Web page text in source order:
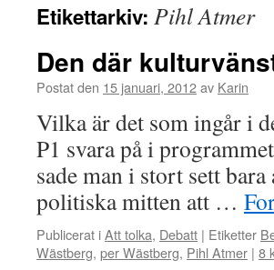
Etikettarkiv: Pihl Atmer
Den där
Postat den 15 januari, 2012av Karin
Vilka är det som ingår i
P1 svara på i
sade man i stort sett
politiska mitten att …
Publicerat iAtt tolka, Debatt | Etiketter
Wästberg, per Wästberg, Pihl Atmer | 8